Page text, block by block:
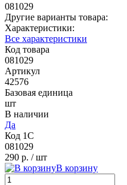
081029
Другие варианты товара:
Характеристики:
Все характеристики
Код товара
081029
Артикул
42576
Базовая единица
шт
В наличии
Да
Код 1С
081029
290 р. / шт
В корзину